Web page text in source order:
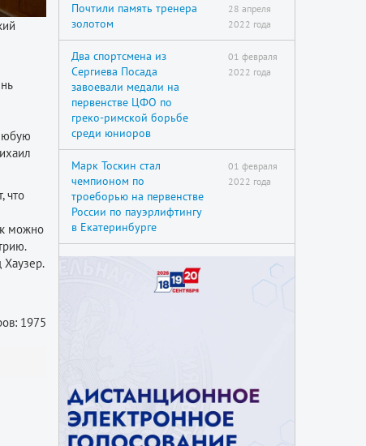
что
можно
Хаузер.
1975
Почтили память тренера
золотом
28 апреля
2022 года
Два спортсмена из
Сергиева Посада
завоевали медали на
первенстве ЦФО по
греко-римской борьбе
среди юниоров
01 февраля
2022 года
Марк Тоскин стал
чемпионом по
троеборью на первенстве
России по пауэрлифтингу
в Екатеринбурге
01 февраля
2022 года